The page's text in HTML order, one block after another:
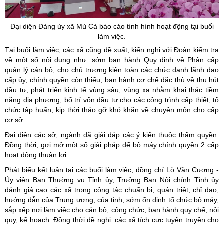
Đại diện Đảng ủy xã Mù Cả báo cáo tình hình hoạt động tại buổi
làm việc.
Tại buổi làm việc, các xã cũng đề xuất, kiến nghị với Đoàn kiểm tra
về một số nội dung như: sớm ban hành Quy định về Phân cấp
quản lý cán bộ; cho chủ trương kiện toàn các chức danh lãnh đạo
cấp ủy, chính quyền còn thiếu; ban hành cơ chế đặc thù về thu hút
đầu tư, phát triển kinh tế vùng sâu, vùng xa nhằm khai thác tiềm
năng địa phương; bố trí vốn đầu tư cho các công trình cấp thiết; tổ
chức tập huấn, kịp thời tháo gỡ khó khăn về chuyên môn cho cấp
cơ sở…
Đại diện các sở, ngành đã giải đáp các ý kiến thuộc thẩm quyền.
Đồng thời, gợi mở một số giải pháp để bộ máy chính quyền 2 cấp
hoạt động thuận lợi.
Phát biểu kết luận tại các buổi làm việc, đồng chí Lò Văn Cương -
Ủy viên Ban Thường vụ Tỉnh ủy, Trưởng Ban Nội chính Tỉnh ủy
đánh giá cao các xã trong công tác chuẩn bị, quán triệt, chỉ đạo,
hướng dẫn của Trung ương, của tỉnh; sớm ổn định tổ chức bộ máy,
sắp xếp nơi làm việc cho cán bộ, công chức; ban hành quy chế, nội
quy, kế hoạch. Đồng thời đề nghị: các xã tích cực tuyên truyền cho